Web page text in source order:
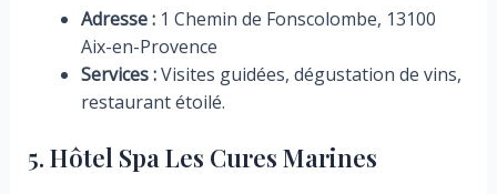
Adresse :1 Chemin de Fonscolombe, 13100
Aix-en-Provence
Services :Visites guidées, dégustation de vins,
restaurant étoilé.
5. Hôtel Spa Les Cures Marines